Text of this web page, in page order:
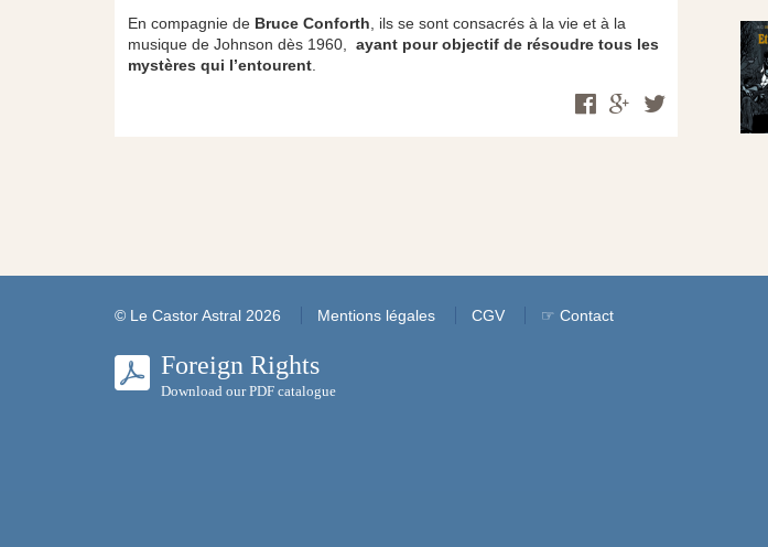
En compagnie deBruce Conforth, ils se sont consacrés à la vie et à la
musique de Johnson dès 1960, ayant pour objectif de résoudre tous les
mystères qui l’entourent.
© Le Castor Astral 2026 Mentions légales CGV ☞ Contact
Foreign Rights
Download our PDF catalogue